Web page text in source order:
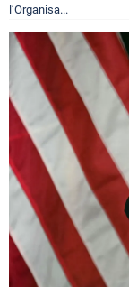
l’Organisa...